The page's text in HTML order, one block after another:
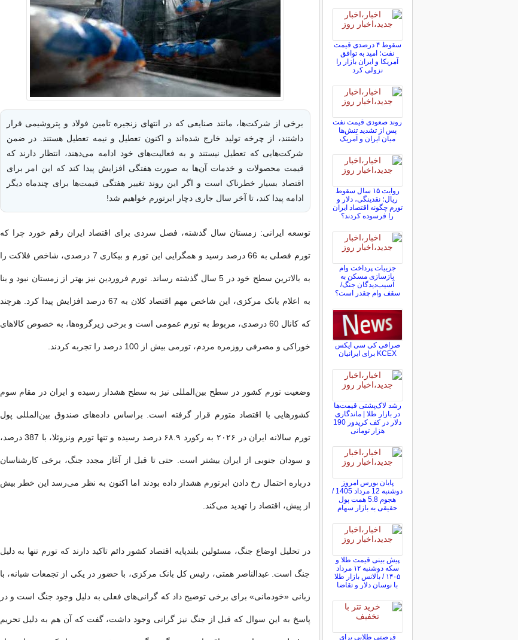
برخی از شرکت‌ها، مانند صنایعی که در انتهای زنجیره تامین فولاد و پتروشیمی قرار
داشتند، از چرخه تولید خارج شده‌اند و اکنون تعطیل و نیمه تعطیل هستند. در ضمن
شرکت‌هایی که تعطیل نیستند و به فعالیت‌های خود ادامه می‌دهند، انتظار دارند که
قیمت محصولات و خدمات آن‌ها به صورت هفتگی افزایش پیدا کند که این امر برای
اقتصاد بسیار خطرناک است و اگر این روند تغییر هفتگی قیمت‌ها برای چندماه دیگر
ادامه پیدا کند، تا آخر سال جاری دچار ابرتورم خواهیم شد!
توسعه ایرانی: زمستان سال گذشته، فصل سردی برای اقتصاد ایران رقم خورد چرا که
تورم فصلی به 66 درصد رسید و همگرایی این تورم و بیکاری 7 درصدی، شاخص فلاکت را
به بالاترین سطح خود در 5 سال گذشته رساند. تورم فروردین نیز بهتر از زمستان نبود و بنا
به اعلام بانک مرکزی، این شاخص مهم اقتصاد کلان به 67 درصد افزایش پیدا کرد. هرچند
که کانال 60 درصدی، مربوط به تورم عمومی است و برخی زیرگروه‌ها، به خصوص کالاهای
خوراکی و مصرفی روزمره مردم، تورمی بیش از 100 درصد را تجربه کردند.
وضعیت تورم کشور در سطح بین‌المللی نیز به سطح هشدار رسیده و ایران در مقام سوم
کشورهایی با اقتصاد متورم قرار گرفته است. براساس داده‌های صندوق بین‌المللی پول
تورم سالانه ایران در ۲۰۲۶ به رکورد ۶۸.۹ درصد رسیده و تنها تورم ونزوئلا، با 387 درصد،
و سودان جنوبی از ایران بیشتر است. حتی تا قبل از آغاز مجدد جنگ، برخی کارشناسان
درباره احتمال رخ دادن ابرتورم هشدار داده بودند اما اکنون به نظر می‌رسد این خطر بیش
از پیش، اقتصاد را تهدید می‌کند.
در تحلیل اوضاع جنگ، مسئولین بلندپایه اقتصاد کشور دائم تاکید دارند که تورم تنها به دلیل
جنگ است. عبدالناصر همتی، رئیس کل بانک مرکزی، با حضور در یکی از تجمعات شبانه، با
زبانی «خودمانی» برای برخی توضیح داد که گرانی‌های فعلی به دلیل وجود جنگ است و در
پاسخ به این سوال که قبل از جنگ نیز گرانی وجود داشت، گفت که آن هم به دلیل تحریم
سقوط ۴ درصدی قیمت
نفت؛ امید به توافق
آمریکا و ایران بازار را
نزولی کرد
روند صعودی قیمت نفت
پس از تشدید تنش‌ها
میان ایران و آمریک
روایت ۱۵ سال سقوط
ریال؛ نقدینگی، دلار و
تورم چگونه اقتصاد ایران
را فرسوده کردند؟
جزییات پرداخت وام
بازسازی مسکن به
آسیب‌دیدگان جنگ/
سقف وام چقدر است؟
صرافی کی سی ایکس
KCEX برای ایرانیان
رشد لاک‌پشتی قیمت‌ها
در بازار طلا | ماندگاری
دلار در کف کریدور 190
هزار تومانی
پایان بورس امروز
دوشنبه 12 مرداد 1405 /
هجوم 5.8 همت پول
حقیقی به بازار سهام
پیش ‌بینی قیمت طلا و
سکه دوشنبه ۱۲ مرداد
۱۴۰۵ / بالانس بازار طلا
با نوسان دلار و تقاضا
فرصتی طلایی برای